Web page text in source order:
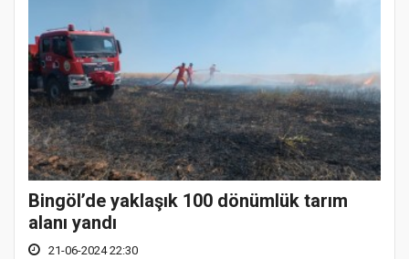
Bingöl’de yaklaşık 100 dönümlük tarım
alanı yandı
21-06-2024 22:30